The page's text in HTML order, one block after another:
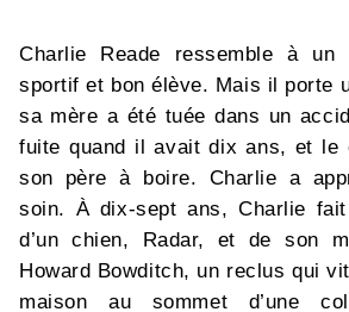
Charlie Reade ressemble à un
sportif et bon élève. Mais il porte
sa mère a été tuée dans un
fuite quand il avait dix ans, et le
son père à boire. Charlie a
soin. À dix-sept ans, Charlie
d’un chien, Radar, et de son
Howard Bowditch, un reclus qui
maison au sommet d’une